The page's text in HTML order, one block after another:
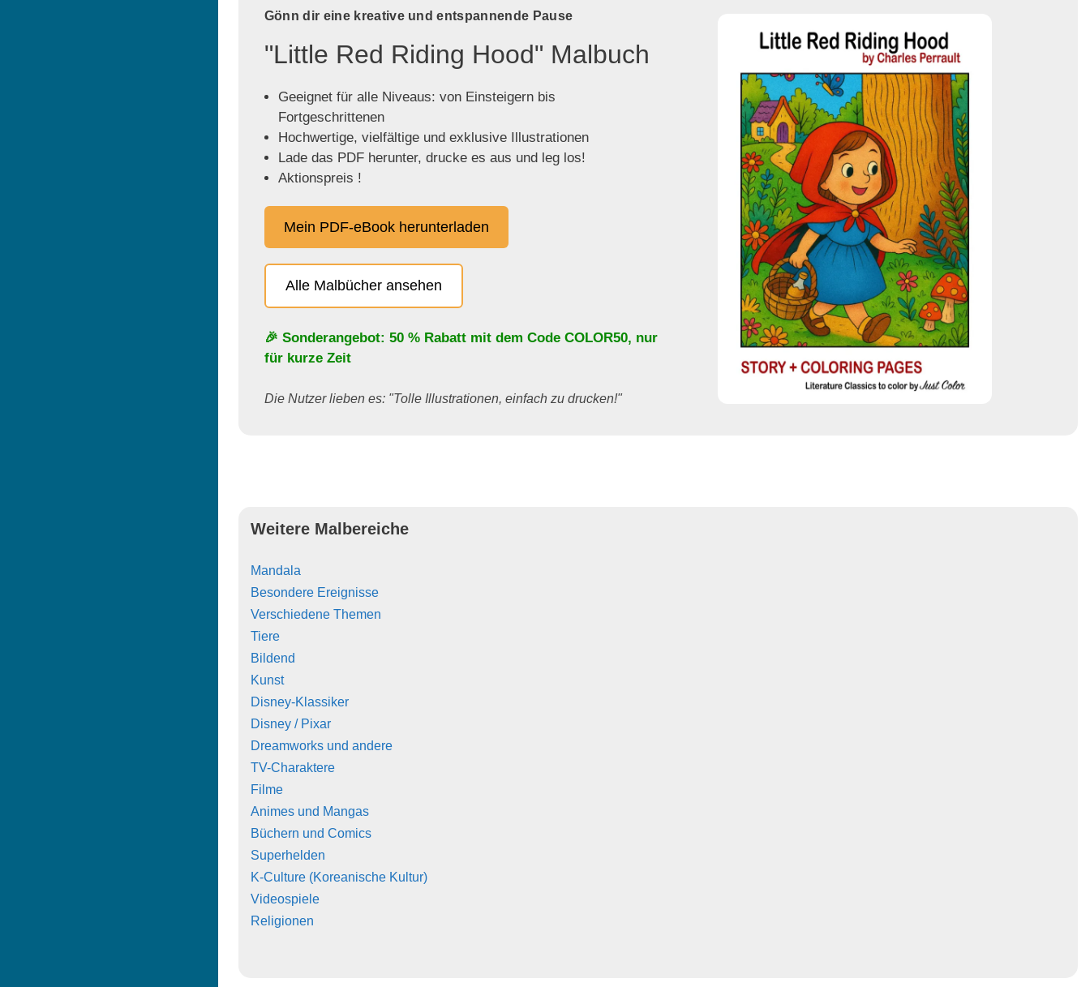
Gönn dir eine kreative und entspannende Pause
"Little Red Riding Hood" Malbuch
Geeignet für alle Niveaus: von Einsteigern bis
Fortgeschrittenen
Hochwertige, vielfältige und exklusive Illustrationen
Lade das PDF herunter, drucke es aus und leg los!
Aktionspreis !
Mein PDF-eBook herunterladen
Alle Malbücher ansehen
🎉 Sonderangebot: 50 % Rabatt mit dem Code COLOR50, nur
für kurze Zeit
Die Nutzer lieben es: "Tolle Illustrationen, einfach zu drucken!"
Weitere Malbereiche
Mandala
Besondere Ereignisse
Verschiedene Themen
Tiere
Bildend
Kunst
Disney-Klassiker
Disney / Pixar
Dreamworks und andere
TV-Charaktere
Filme
Animes und Mangas
Büchern und Comics
Superhelden
K-Culture (Koreanische Kultur)
Videospiele
Religionen